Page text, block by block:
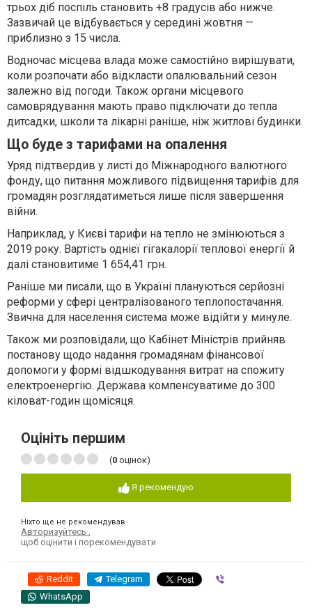
трьох діб поспіль становить +8 градусів або нижче.
Зазвичай це відбувається у середині жовтня —
приблизно з 15 числа.
Водночас місцева влада може самостійно вирішувати,
коли розпочати або відкласти опалювальний сезон
залежно від погоди. Також органи місцевого
самоврядування мають право підключати до тепла
дитсадки, школи та лікарні раніше, ніж житлові будинки.
Що буде з тарифами на опалення
Уряд підтвердив у листі до Міжнародного валютного
фонду, що питання можливого підвищення тарифів для
громадян розглядатиметься лише після завершення
війни.
Наприклад, у Києві тарифи на тепло не змінюються з
2019 року. Вартість однієї гігакалорії теплової енергії й
далі становитиме 1 654,41 грн.
Раніше ми писали, що в Україні плануються серйозні
реформи у сфері централізованого теплопостачання.
Звична для населення система може відійти у минуле.
Також ми розповідали, що Кабінет Міністрів прийняв
постанову щодо надання громадянам фінансової
допомоги у формі відшкодування витрат на спожиту
електроенергію. Держава компенсуватиме до 300
кіловат-годин щомісяця.
Оцініть першим
(0 оцінок)
Я рекомендую
Ніхто ще не рекомендував
Авторизуйтесь
щоб оцінити і порекомендувати
Reddit Telegram
WhatsApp